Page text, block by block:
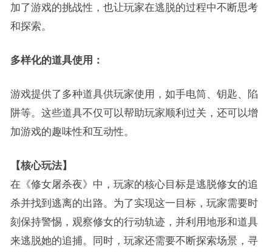
加了游戏的挑战性，也让玩家在逃脱的过程中不断思考
和探索。
多样化的道具使用：
游戏提供了多种道具供玩家使用，如手电筒、钥匙、陷
阱等。这些道具不仅可以帮助玩家顺利过关，还可以增
加游戏的趣味性和互动性。
【核心玩法】
在《修女屠杀夜》中，玩家的核心目标是逃脱修女的追
杀并找到逃离的出路。为了实现这一目标，玩家需要时
刻保持警惕，观察修女的行动轨迹，并利用地形和道具
来逃脱她的追捕。同时，玩家还需要不断探索场景，寻